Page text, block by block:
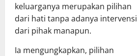
keluarganya merupakan pilihan
dari hati tanpa adanya intervensi
dari pihak manapun.
Ia mengungkapkan, pilihan